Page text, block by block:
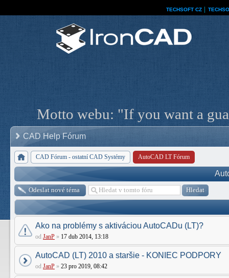
TECHSOFT CZ
Motto webu: "If you want a
CAD Help Fórum
CAD Fórum - ostatní CAD Systémy AutoCAD LT Fórum
Odeslat nové téma
Ako na problémy s aktiváciou AutoCADu (LT)?
od JanP » 17 dub 2014, 13:18
AutoCAD (LT) 2010 a staršie - KONIEC PODPORY
od JanP » 23 pro 2019, 08:42